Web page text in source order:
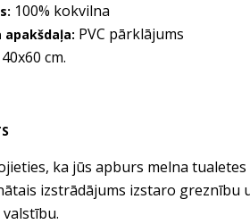
100% kokvilna
apakšdaļa: PVC pārklājums
cm.
ka jūs apburs melna
izstrādājums izstaro greznību